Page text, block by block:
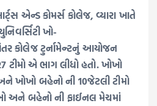
એન્ડ કોમર્સ કોલેજ, વ્યારા ખાતે
ખો-
કોલેજ ટુર્નામેન્ટનું આયોજન
એ ભાગ લીધો હતો. ખોખો
ખોખો બહેનો ની 10જેટલી ટીમો
અને બહેનો ની ફાઈનલ મેચમાં